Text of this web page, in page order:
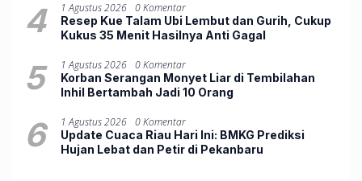
4 1 Agustus 2026 0 Komentar
Resep Kue Talam Ubi Lembut dan Gurih, Cukup
Kukus 35 Menit Hasilnya Anti Gagal
5 1 Agustus 2026 0 Komentar
Korban Serangan Monyet Liar di Tembilahan
Inhil Bertambah Jadi 10 Orang
6 1 Agustus 2026 0 Komentar
Update Cuaca Riau Hari Ini: BMKG Prediksi
Hujan Lebat dan Petir di Pekanbaru